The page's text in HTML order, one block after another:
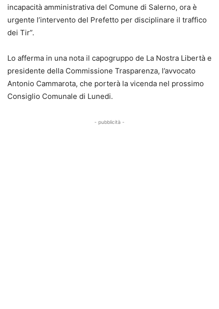
incapacità amministrativa del Comune di Salerno, ora è
urgente l’intervento del Prefetto per disciplinare il traffico
dei Tir”.
Lo afferma in una nota il capogruppo de La Nostra Libertà e
presidente della Commissione Trasparenza, l’avvocato
Antonio Cammarota, che porterà la vicenda nel prossimo
Consiglio Comunale di Lunedi.
- pubblicità -